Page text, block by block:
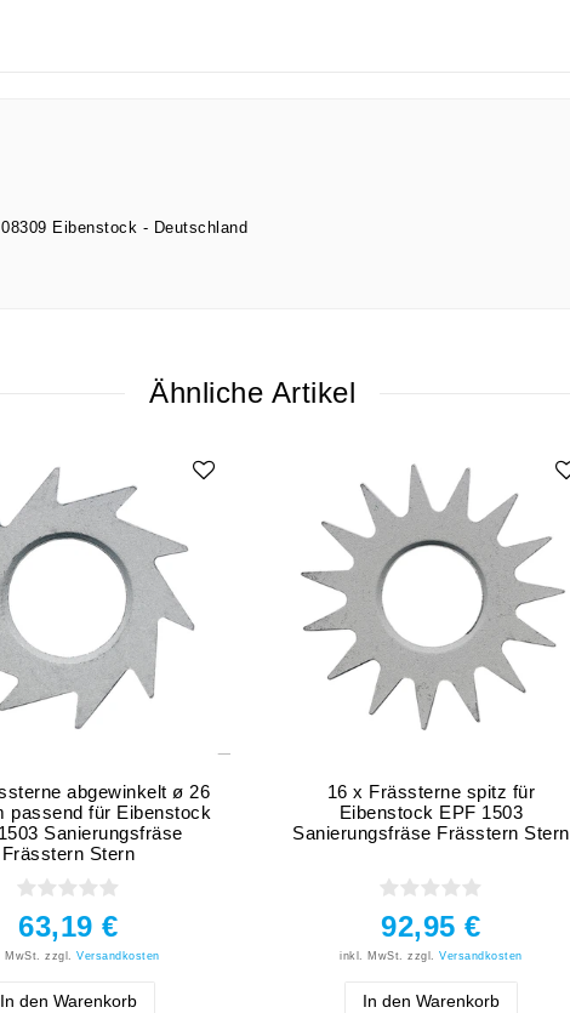
08309 Eibenstock
Deutschland
Ähnliche Artikel
abgewinkelt ø 26
passend für Eibenstock
Sanierungsfräse
Frässtern Stern
63,19 €
MwSt. zzgl.Versandkosten
In den Warenkorb
16 x Frässterne spitz für
Eibenstock EPF 1503
Sanierungsfräse Frässtern Stern
92,95 €
inkl. MwSt. zzgl.Versandkosten
In den Warenkorb